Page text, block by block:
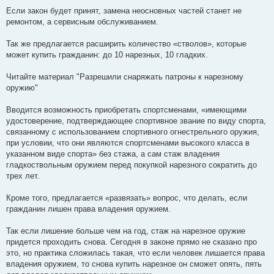
Если закон будет принят, замена неосновных частей станет не
ремонтом, а сервисным обслуживанием.
Так же предлагается расширить количество «стволов», которые
может купить гражданин: до 10 нарезных, 10 гладких.
Читайте материал "Разрешили снаряжать патроны к нарезному
оружию"
Вводится возможность приобретать спортсменами, «имеющими
удостоверение, подтверждающее спортивное звание по виду спорта,
связанному с использованием спортивного огнестрельного оружия,
при условии, что они являются спортсменами высокого класса в
указанном виде спорта» без стажа, а сам стаж владения
гладкоствольным оружием перед покупкой нарезного сократить до
трех лет.
Кроме того, предлагается «развязать» вопрос, что делать, если
гражданин лишен права владения оружием.
Так если лишение больше чем на год, стаж на нарезное оружие
придется проходить снова. Сегодня в законе прямо не сказано про
это, но практика сложилась такая, что если человек лишается права
владения оружием, то снова купить нарезное он сможет опять, пять